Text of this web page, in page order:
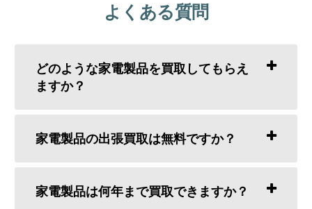
よくある質問
どのような家電製品を買取してもらえ
ますか？
家電製品の出張買取は無料ですか？
家電製品は何年まで買取できますか？